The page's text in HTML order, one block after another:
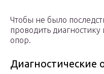
Чтобы не было
проводить
опор.
Диагностические